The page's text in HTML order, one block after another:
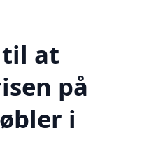
til at
på
i